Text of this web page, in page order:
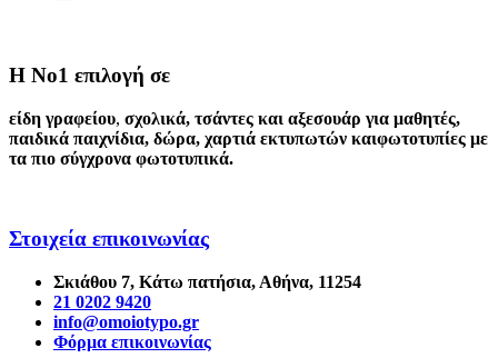
Η Νο1 επιλογή σε
είδη γραφείου, σχολικά, τσάντες και αξεσουάρ για μαθητές,
παιδικά παιχνίδια, δώρα, χαρτιά εκτυπωτών καιφωτοτυπίες με
τα πιο σύγχρονα φωτοτυπικά.
Στοιχεία επικοινωνίας
Σκιάθου 7, Κάτω πατήσια, Αθήνα, 11254
21 0202 9420
info@omoiotypo.gr
Φόρμα επικοινωνίας